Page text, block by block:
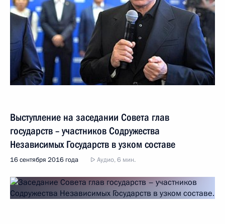
Выступление на заседании Совета глав
государств – участников Содружества
Независимых Государств в узком составе
16 сентября 2016 года Аудио, 6 мин.